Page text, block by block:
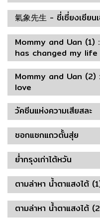
氣象先生 - ชี่เซี่ยงเซียน
Mommy and Uan
has changed my life
Mommy and Uan
love
วัคซีนแห่งความเสียสละ
ซอกแซกแถวตั้นสุ่ย
ย่ำกรุงเก่าไต้หวัน
ตามล่าหา น้ำตาแสงไต้
ตามล่าหา น้ำตาแสงไต้